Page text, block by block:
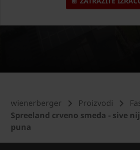
wienerberger Proizvodi
Spreeland crveno smeda - sive
puna